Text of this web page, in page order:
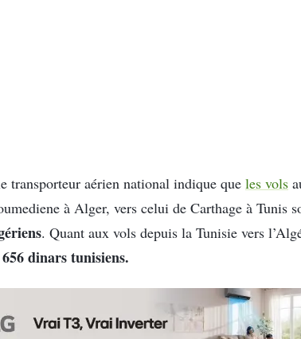
transporteur aérien national indique que les vols
à Alger, vers celui de Carthage à Tunis
. Quant aux vols depuis la Tunisie vers
dinars tunisiens.